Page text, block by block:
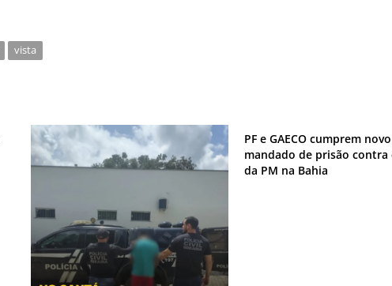
vista
PF e GAECO cumprem novo
mandado de prisão contra
da PM na Bahia